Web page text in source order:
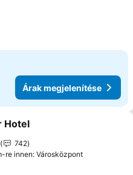
Árak megjelenítése
a kedvencekhez
Hotel
742
re innen: Városközpont